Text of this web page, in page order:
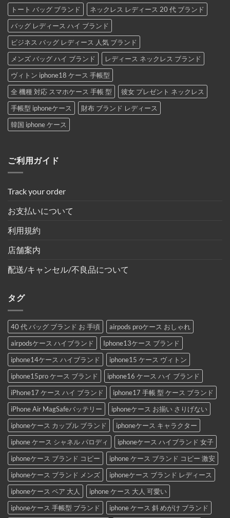
トート バッグ ブランド
ネックレス レディース 20 代 ブランド
バッグ レディース ハイ ブランド
ビジネス バッグ レディース 人気 ブランド
メンズ バッグ ハイ ブランド
レディース ネックレス ブランド
ヴィトン iphone18 ケース 手帳型
全 機種 対応 スマホケース 手帳 型
彼女 プレゼント ネックレス
手帳型 iphoneケース
財布 ブランド レディース
韓国 iphone ケース
ご利用ガイド
Track your order
お支払いについて
利用規約
店舗案内
配送/キャンセル/不良品について
タグ
40 代 バッグ ブランド お 手頃
airpods proケース おしゃれ
airpodsケース ハイブランド
Iphone13ケース ブランド
iphone14ケース ハイブランド
iphone15 ケース ヴィトン
iphone15pro ケース ブランド
iphone16 ケース ハイ ブランド
iPhone17 ケース ハイ ブランド
iphone17 手帳 型 ケース ブランド
iPhone Air MagSafeバッテリー
iphoneケース お揃い さりげない
iphoneケース カップル ブランド
iphoneケース キャラクター
iphone ケース シャネル パロディ
iphoneケース ハイブランド 女子
iphoneケース ブランド コピー
iphone ケース ブランド コピー 激安
iphoneケース ブランド メンズ
iphoneケース ブランド レディース
iphoneケース ペア 大人
iphone ケース 大人 可愛い
iphoneケース 手帳型 ブランド
iphone ケース 斜 めがけ ブランド